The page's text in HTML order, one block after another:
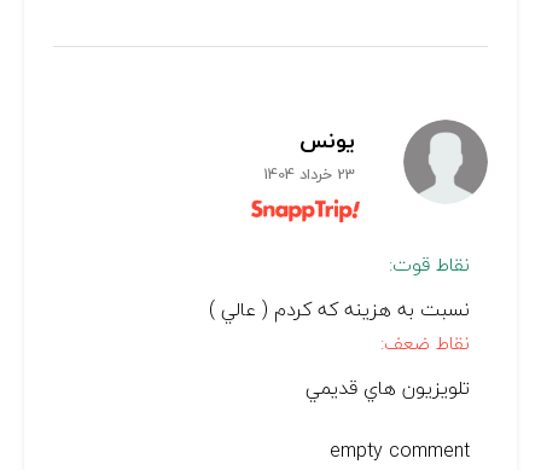
يونس
23 خرداد 1404
نقاط قوت:
نسبت به هزينه كه كردم ( عالي )
نقاط ضعف:
تلويزيون هاي قديمي
empty comment